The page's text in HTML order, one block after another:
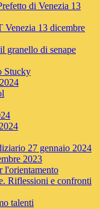
di Venezia 13
13 dicembre
granello di senape
Stucky
27 gennaio 2024
2023
l'orientamento
Riflessioni e confronti
talenti